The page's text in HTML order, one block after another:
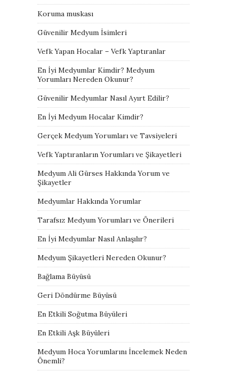
Koruma muskası
Güvenilir Medyum İsimleri
Vefk Yapan Hocalar – Vefk Yaptıranlar
En İyi Medyumlar Kimdir? Medyum
Yorumları Nereden Okunur?
Güvenilir Medyumlar Nasıl Ayırt Edilir?
En İyi Medyum Hocalar Kimdir?
Gerçek Medyum Yorumları ve Tavsiyeleri
Vefk Yaptıranların Yorumları ve Şikayetleri
Medyum Ali Gürses Hakkında Yorum ve
Şikayetler
Medyumlar Hakkında Yorumlar
Tarafsız Medyum Yorumları ve Önerileri
En İyi Medyumlar Nasıl Anlaşılır?
Medyum Şikayetleri Nereden Okunur?
Bağlama Büyüsü
Geri Döndürme Büyüsü
En Etkili Soğutma Büyüleri
En Etkili Aşk Büyüleri
Medyum Hoca Yorumlarını İncelemek Neden
Önemli?